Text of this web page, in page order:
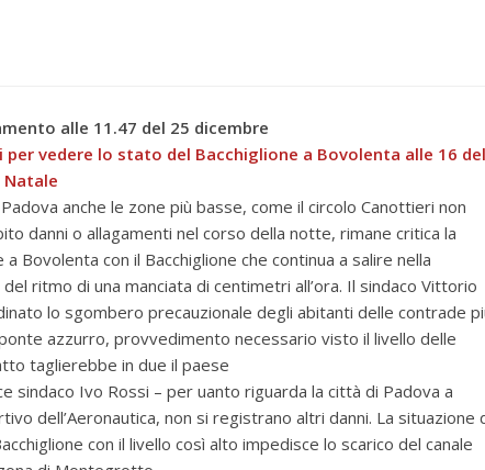
alle 11.47 del 25 dicembre
per vedere lo stato del Bacchiglione a Bovolenta alle 16 del
anche le zone più basse, come il circolo Canottieri non
danni o allagamenti nel corso della notte, rimane critica la
a Bovolenta con il Bacchiglione che continua a salire nella
ritmo di una manciata di centimetri all’ora. Il sindaco Vittorio
lo sgombero precauzionale degli abitanti delle contrade
azzurro, provvedimento necessario visto il livello delle
taglierebbe in due il paese
sindaco Ivo Rossi – per uanto riguarda la città di Padova a
dell’Aeronautica, non si registrano altri danni. La situazione
con il livello così alto impedisce lo scarico del canale